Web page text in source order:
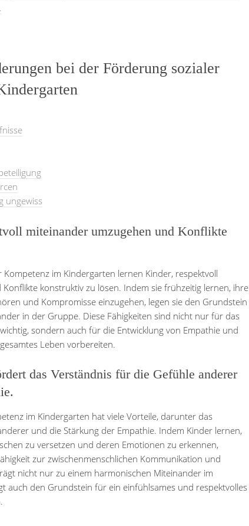
bei der Förderung sozialer
ungewiss
miteinander umzugehen und Konflikte
im Kindergarten lernen Kinder, respektvoll
konstruktiv zu lösen. Indem sie frühzeitig lernen, ihre
und Kompromisse einzugehen, legen sie den Grundstein
in der Gruppe. Diese Fähigkeiten sind nicht nur für das
sondern auch für die Entwicklung von Empathie und
Leben vorbereiten.
das Verständnis für die Gefühle anderer
im Kindergarten hat viele Vorteile, darunter das
und die Stärkung der Empathie. Indem Kinder lernen,
zu versetzen und deren Emotionen zu erkennen,
zur zwischenmenschlichen Kommunikation und
nicht nur zu einem harmonischen Miteinander im
auch den Grundstein für ein einfühlsames und respektvolles